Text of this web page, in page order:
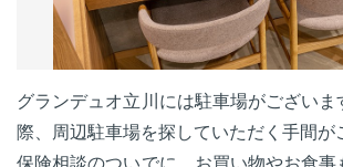
グランデュオ立川には駐車場がござい
際、周辺駐車場を探していただく手間が
保険相談のついでに、お買い物やお食事